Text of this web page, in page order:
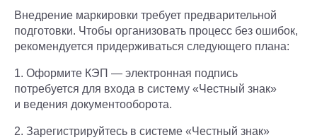
Внедрение маркировки требует предварительной
подготовки. Чтобы организовать процесс без ошибок,
рекомендуется придерживаться следующего плана:
1. Оформите КЭП — электронная подпись
потребуется для входа в систему «Честный знак»
и ведения документооборота.
2. Зарегистрируйтесь в системе «Честный знак»